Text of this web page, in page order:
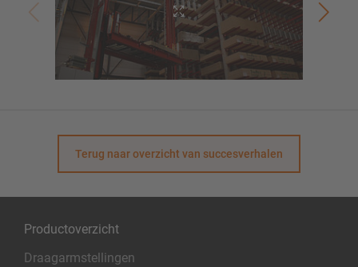
Terug naar overzicht van succesverhalen
Productoverzicht
Draagarmstellingen